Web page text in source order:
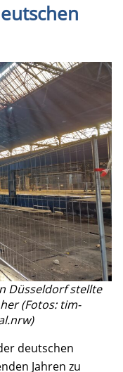
Düsseldorf stellte
(Fotos: tim-
deutschen
Jahren zu